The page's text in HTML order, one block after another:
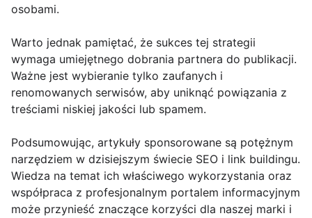
osobami.
Warto jednak pamiętać, że sukces tej strategii
wymaga umiejętnego dobrania partnera do publikacji.
Ważne jest wybieranie tylko zaufanych i
renomowanych serwisów, aby uniknąć powiązania z
treściami niskiej jakości lub spamem.
Podsumowując, artykuły sponsorowane są potężnym
narzędziem w dzisiejszym świecie SEO i link buildingu.
Wiedza na temat ich właściwego wykorzystania oraz
współpraca z profesjonalnym portalem informacyjnym
może przynieść znaczące korzyści dla naszej marki i